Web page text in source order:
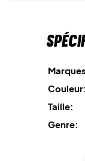
que le t-shirt
Jouez avec
aujourd’hui
Couleur : Noir.
Matière : 100
Couleur:
Taille:
Genre: